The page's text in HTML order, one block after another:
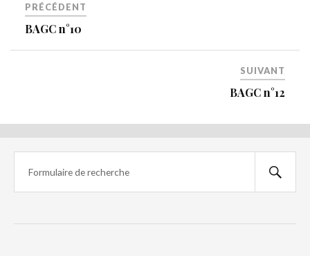
PRÉCÉDENT
BAGC n°10
SUIVANT
BAGC n°12